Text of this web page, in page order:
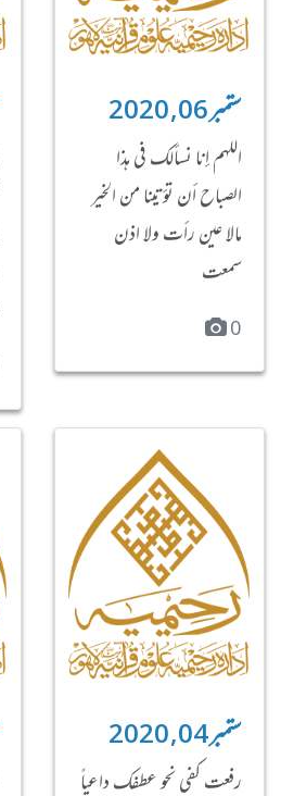
ستمبر 06, 2020
اللهم إنا نسألك في هذا
الصباح أن تؤتينا من الخير
مالا عين رأت ولا اذن
سمعت
0
ستمبر 04, 2020
رفعت كفي نحو عطفك داعياً